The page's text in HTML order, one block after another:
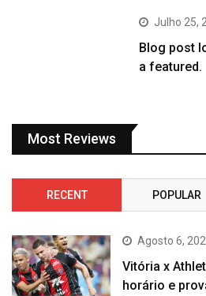
Julho 25,
Blog post
a featured.
Most Reviews
RECENT POPULAR
Agosto 6,
Vitória x
horário e